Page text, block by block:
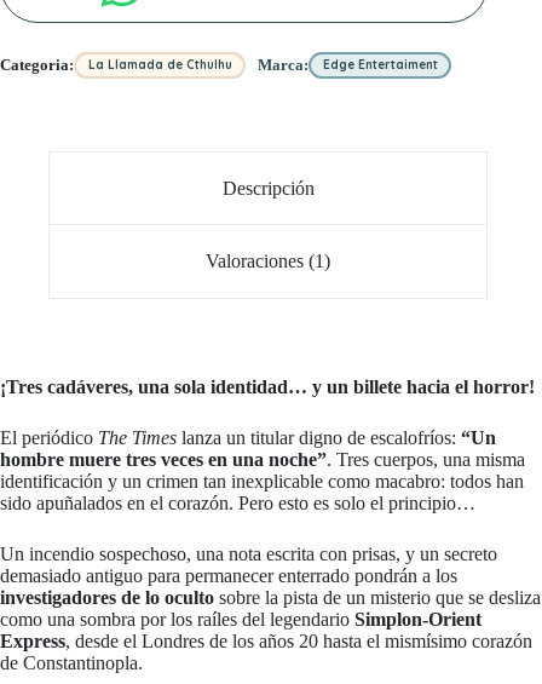
Categoria: La Llamada de Cthulhu Marca: Edge Entertaiment
Descripción
Valoraciones (1)
¡Tres cadáveres, una sola identidad… y un billete hacia el horror!
El periódico The Times lanza un titular digno de escalofríos: “Un
hombre muere tres veces en una noche”. Tres cuerpos, una misma
identificación y un crimen tan inexplicable como macabro: todos han
sido apuñalados en el corazón. Pero esto es solo el principio…
Un incendio sospechoso, una nota escrita con prisas, y un secreto
demasiado antiguo para permanecer enterrado pondrán a los
investigadores de lo oculto sobre la pista de un misterio que se desliza
como una sombra por los raíles del legendario Simplon-Orient
Express, desde el Londres de los años 20 hasta el mismísimo corazón
de Constantinopla.